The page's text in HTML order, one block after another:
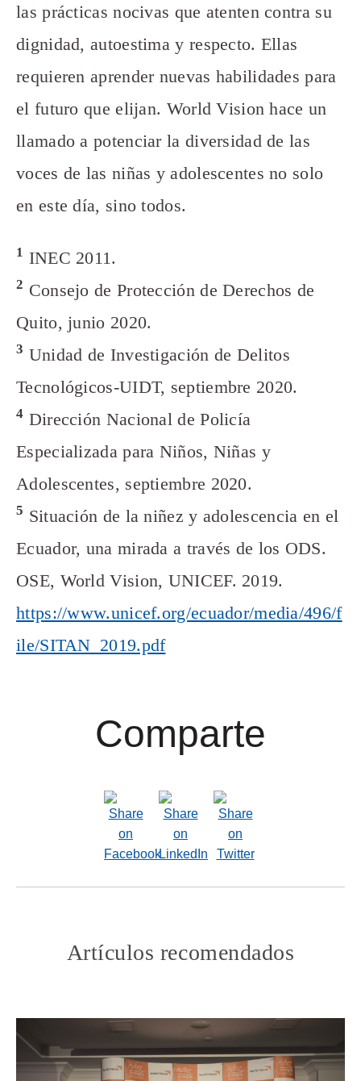
las prácticas nocivas que atenten contra su
dignidad, autoestima y respecto. Ellas
requieren aprender nuevas habilidades para
el futuro que elijan. World Vision hace un
llamado a potenciar la diversidad de las
voces de las niñas y adolescentes no solo
en este día, sino todos.
1 INEC 2011.
2 Consejo de Protección de Derechos de
Quito, junio 2020.
3 Unidad de Investigación de Delitos
Tecnológicos-UIDT, septiembre 2020.
4 Dirección Nacional de Policía
Especializada para Niños, Niñas y
Adolescentes, septiembre 2020.
5 Situación de la niñez y adolescencia en el
Ecuador, una mirada a través de los ODS.
OSE, World Vision, UNICEF. 2019.
https://www.unicef.org/ecuador/media/496/f
ile/SITAN_2019.pdf
Comparte
Artículos recomendados